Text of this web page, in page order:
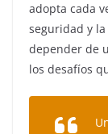
adopta cada
seguridad y
depender de
los desafíos